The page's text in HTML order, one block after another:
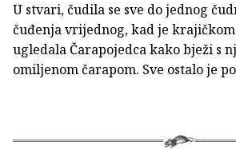
U stvari, čudila se sve do jednog
čuđenja vrijednog, kad je
ugledala Čarapojedca kako bježi s
omiljenom čarapom. Sve ostalo je